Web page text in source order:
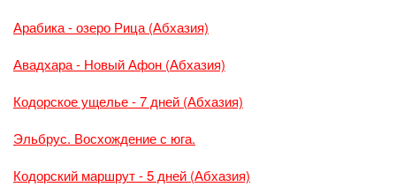
Арабика - озеро Рица (Абхазия)
Авадхара - Новый Афон (Абхазия)
Кодорское ущелье - 7 дней (Абхазия)
Эльбрус. Восхождение с юга.
Кодорский маршрут - 5 дней (Абхазия)